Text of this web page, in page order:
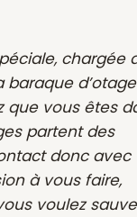
chargée
que vous êtes
partent des
donc avec
à vous faire,
voulez